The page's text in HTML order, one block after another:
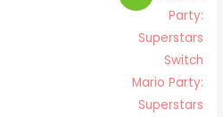
Mario Party:
Superstars
המקורי
היה:
₪225.00.
הנוכחי
הוא: